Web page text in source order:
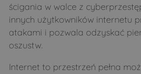
ścigania w walce z
innych użytkowników internetu
atakami i pozwala odzyskać
oszustw.
Internet to przestrzeń pełna